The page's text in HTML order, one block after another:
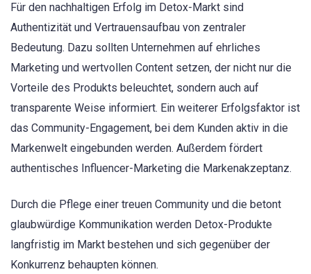
Für den nachhaltigen Erfolg im Detox-Markt sind
Authentizität und Vertrauensaufbau von zentraler
Bedeutung. Dazu sollten Unternehmen auf ehrliches
Marketing und wertvollen Content setzen, der nicht nur die
Vorteile des Produkts beleuchtet, sondern auch auf
transparente Weise informiert. Ein weiterer Erfolgsfaktor ist
das Community-Engagement, bei dem Kunden aktiv in die
Markenwelt eingebunden werden. Außerdem fördert
authentisches Influencer-Marketing die Markenakzeptanz.
Durch die Pflege einer treuen Community und die betont
glaubwürdige Kommunikation werden Detox-Produkte
langfristig im Markt bestehen und sich gegenüber der
Konkurrenz behaupten können.